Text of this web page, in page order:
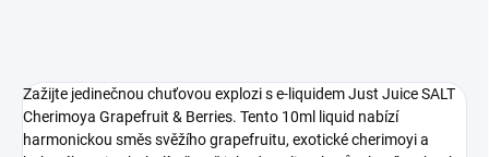
Zažijte jedinečnou chuťovou explozi s e-liquidem Just Juice SALT
Cherimoya Grapefruit & Berries. Tento 10ml liquid nabízí
harmonickou směs svěžího grapefruitu, exotické cherimoyi a